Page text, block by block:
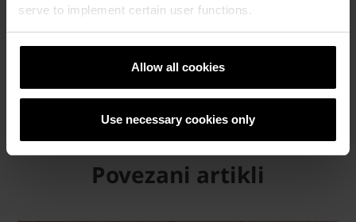
serve to implement certain user functions.
Allow all cookies
Use necessary cookies only
Upute za gradnju s IZO Profi opekom
Informirajte se kako graditi s IZO Profi opekom.
Povezani artikli